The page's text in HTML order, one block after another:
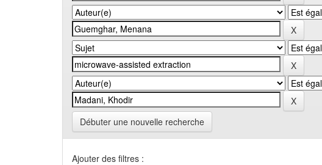
Débuter une nouvelle recherche
Ajouter des filtres :